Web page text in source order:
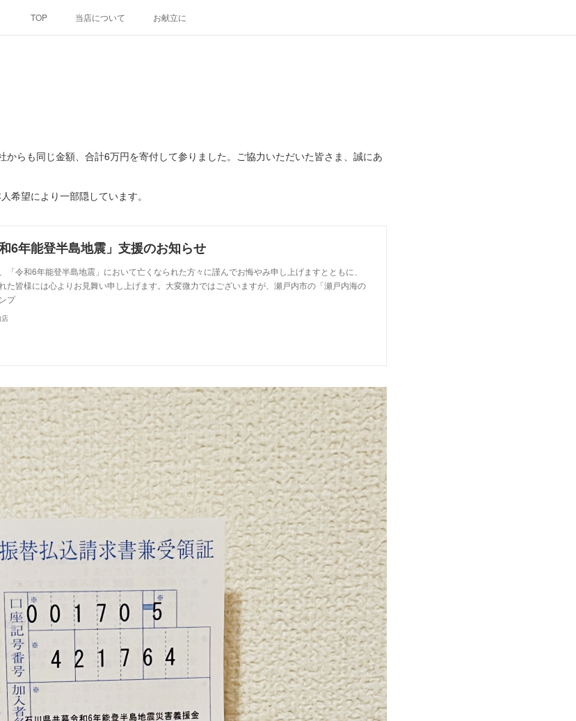
TOP 当店について お献立に
からも同じ金額、合計6万円を寄付して参りました。ご協力いただいた皆さま、誠にあ
希望により一部隠しています。
和6年能登半島地震」支援のお知らせ
「令和6年能登半島地震」において亡くなられた方々に謹んでお悔やみ申し上げますとともに、
た皆様には心よりお見舞い申し上げます。大変微力ではございますが、瀬戸内市の「瀬戸内海の
プ